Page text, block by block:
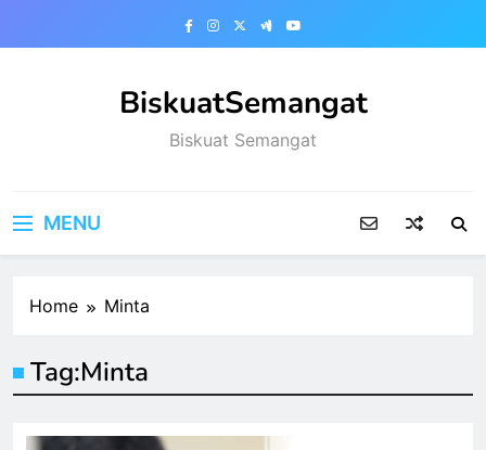
BiskuatSemangat
Biskuat Semangat
MENU
Home Minta
Tag:Minta